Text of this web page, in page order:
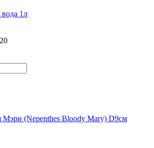
1л
Мэри (Nepenthes Bloody Mary) D9см